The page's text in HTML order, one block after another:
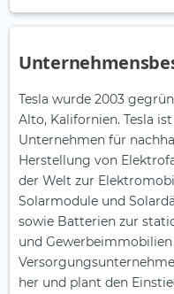
Tesla wurde 2003
Alto, Kalifornien. Tesla
Unternehmen für
Herstellung von
der Welt zur
Solarmodule und
sowie Batterien zur
und
her und plant den